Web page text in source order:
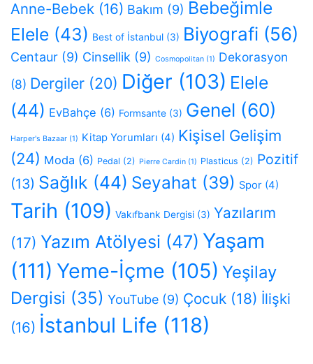
Anne-Bebek (16) Bakım (9) Bebeğimle
Elele (43) Best of İstanbul (3) Biyografi (56)
Centaur (9) Cinsellik (9) Cosmopolitan (1) Dekorasyon
(8) Dergiler (20) Diğer (103) Elele
(44) EvBahçe (6) Formsante (3) Genel (60)
Harper's Bazaar (1) Kitap Yorumları (4) Kişisel Gelişim
(24) Moda (6) Pedal (2) Pierre Cardin (1) Plasticus (2) Pozitif
(13) Sağlık (44) Seyahat (39) Spor (4)
Tarih (109) Vakıfbank Dergisi (3) Yazılarım
(17) Yazım Atölyesi (47) Yaşam
(111) Yeme-İçme (105) Yeşilay
Dergisi (35) YouTube (9) Çocuk (18) İlişki
(16) İstanbul Life (118)